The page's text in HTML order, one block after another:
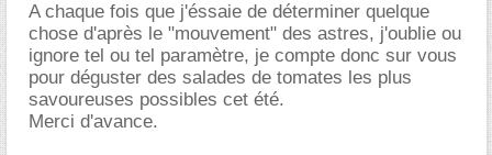
A chaque fois que j'éssaie de déterminer quelque
chose d'après le "mouvement" des astres, j'oublie ou
ignore tel ou tel paramètre, je compte donc sur vous
pour déguster des salades de tomates les plus
savoureuses possibles cet été.
Merci d'avance.